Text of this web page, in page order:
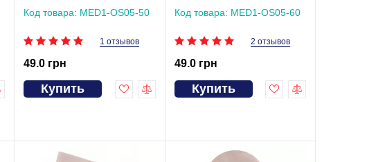
Код товара: MED1-OS05-50
1 отзывов
49.0 грн
Купить
Код товара: MED1-OS05-60
2 отзывов
49.0 грн
Купить